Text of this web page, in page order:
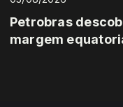
Petrobras
margem